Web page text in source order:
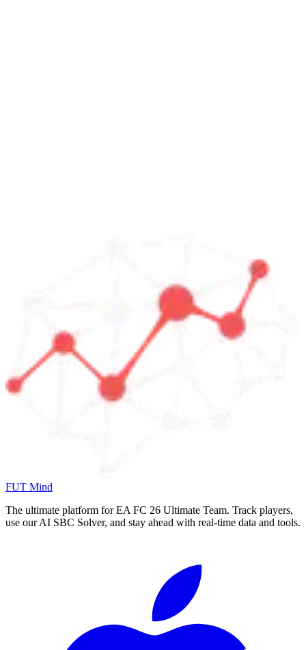
FUT Mind
The ultimate platform for EA FC 26 Ultimate Team. Track players,
use our AI SBC Solver, and stay ahead with real-time data and tools.